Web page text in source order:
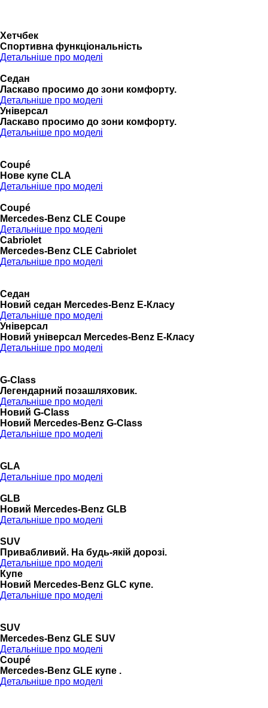
Хетчбек
Спортивна функціональність
Детальніше про моделі
Седан
Ласкаво просимо до зони комфорту.
Детальніше про моделі
Універсал
Ласкаво просимо до зони комфорту.
Детальніше про моделі
Coupé
Нове купе CLA
Детальніше про моделі
Coupé
Mercedes-Benz CLE Coupe
Детальніше про моделі
Cabriolet
Mercedes-Benz CLE Cabriolet
Детальніше про моделі
Седан
Новий седан Mercedes-Benz Е-Класу
Детальніше про моделі
Універсал
Новий універсал Mercedes-Benz E-Класу
Детальніше про моделі
G-Class
Легендарний позашляховик.
Детальніше про моделі
Новий G-Class
Новий Mercedes-Benz G-Class
Детальніше про моделі
GLA
Детальніше про моделі
GLB
Новий Mercedes-Benz GLB
Детальніше про моделі
SUV
Привабливий. На будь-якій дорозі.
Детальніше про моделі
Купе
Новий Mercedes-Benz GLС купе.
Детальніше про моделі
SUV
Mercedes-Benz GLE SUV
Детальніше про моделі
Coupé
Mercedes-Benz GLE купе .
Детальніше про моделі